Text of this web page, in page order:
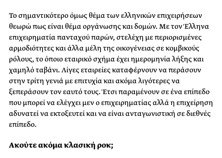
Το σημαντικότερο όμως θέμα των ελληνικών επιχειρήσεων
θεωρώ πως είναι θέμα οργάνωσης και δομών. Με τον Έλληνα
επιχειρηματία πανταχού παρών, στελέχη με περιορισμένες
αρμοδιότητες και άλλα μέλη της οικογένειας σε κομβικούς
ρόλους, το όποιο εταιρικό σχήμα έχει ημερομηνία λήξης και
χαμηλό ταβάνι. Λίγες εταιρείες καταφέρνουν να περάσουν
στην τρίτη γενιά με επιτυχία και ακόμα λιγότερες να
ξεπεράσουν τον εαυτό τους. Έτσι παραμένουν σε ένα επίπεδο
που μπορεί να ελέγχει μεν ο επιχειρηματίας αλλά η επιχείρηση
αδυνατεί να εκτοξευτεί και να είναι ανταγωνιστική σε διεθνές
επίπεδο.
Ακούτε ακόμα κλασική ροκ;